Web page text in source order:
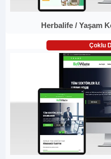
Herbalife / Yaşam
Çoklu